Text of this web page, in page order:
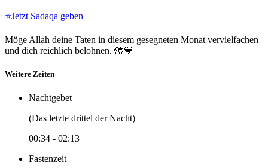
⭐Jetzt Sadaqa geben
Möge Allah deine Taten in diesem gesegneten Monat vervielfachen
und dich reichlich belohnen. 🤲💙
Weitere Zeiten
Nachtgebet
(Das letzte drittel der Nacht)
00:34 - 02:13
Fastenzeit